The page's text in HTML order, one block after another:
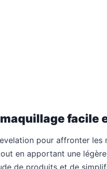
facile
pour affronter les
en apportant une
de produits et de